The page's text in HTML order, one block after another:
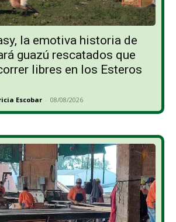
la emotiva historia de
guazú rescatados que
libres en los Esteros
Escobar - 08/08/2026